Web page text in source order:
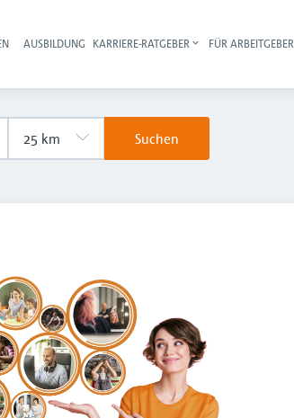
Haupt-Navigation
AUSBILDUNG KARRIERE-RATGEBER FÜR ARBEITGEBER
Suchen